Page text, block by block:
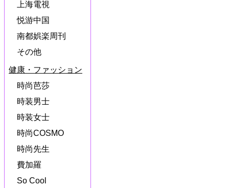
上海電視
悦游中国
南都娯楽周刊
その他
健康・ファッション
時尚芭莎
時装男士
時装女士
時尚COSMO
時尚先生
費加羅
So Cool